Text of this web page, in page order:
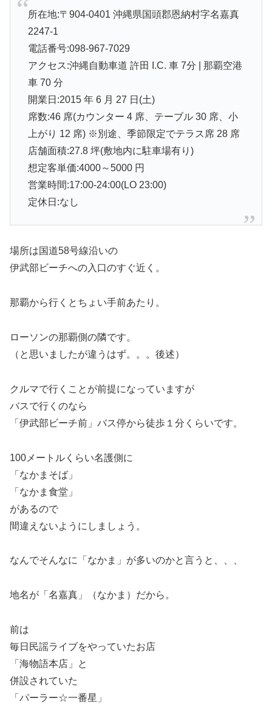
所在地:〒904-0401 沖縄県国頭郡恩納村字名嘉真
2247-1
電話番号:098-967-7029
アクセス:沖縄自動車道 許田 I.C. 車 7分 | 那覇空港
車 70 分
開業日:2015 年 6 月 27 日(土)
席数:46 席(カウンター 4 席、テーブル 30 席、小
上がり 12 席) ※別途、季節限定でテラス席 28 席
店舗面積:27.8 坪(敷地内に駐車場有り)
想定客単価:4000～5000 円
営業時間:17:00-24:00(LO 23:00)
定休日:なし
場所は国道58号線沿いの
伊武部ビーチへの入口のすぐ近く。
那覇から行くとちょい手前あたり。
ローソンの那覇側の隣です。
（と思いましたが違うはず。。。後述）
クルマで行くことが前提になっていますが
バスで行くのなら
「伊武部ビーチ前」バス停から徒歩１分くらいです。
100メートルくらい名護側に
「なかまそば」
「なかま食堂」
があるので
間違えないようにしましょう。
なんでそんなに「なかま」が多いのかと言うと、、、
地名が「名嘉真」（なかま）だから。
前は
毎日民謡ライブをやっていたお店
「海物語本店」と
併設されていた
「パーラー☆一番星」